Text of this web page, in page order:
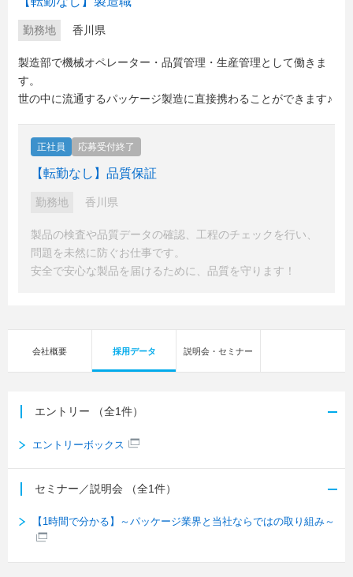
勤務地 香川県
製造部で機械オペレーター・品質管理・生産管理として働きま
す。
世の中に流通するパッケージ製造に直接携わることができます♪
正社員 応募受付終了
【転勤なし】品質保証
勤務地 香川県
製品の検査や品質データの確認、工程のチェックを行い、
問題を未然に防ぐお仕事です。
安全で安心な製品を届けるために、品質を守ります！
会社概要 採用データ 説明会・セミナー
エントリー （全1件）
エントリーボックス
セミナー／説明会 （全1件）
【1時間で分かる】～パッケージ業界と当社ならではの取り組み～